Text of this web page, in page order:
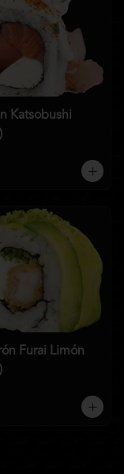
Katsobushi
Furai Limón